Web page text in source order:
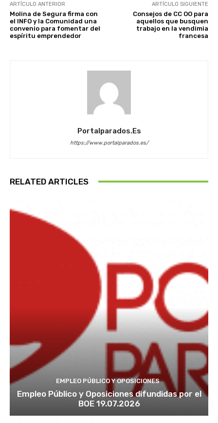
ARTÍCULO ANTERIOR
Molina de Segura firma con
el INFO y la Comunidad una
convenio para fomentar del
espíritu emprendedor
ARTÍCULO SIGUIENTE
Consejos de CC OO para
aquellos que busquen
trabajo en la vendimia
francesa
Portalparados.es
https://www.portalparados.es/
RELATED ARTICLES
EMPLEO PÚBLICO Y OPOSICIONES
Empleo Público y Oposiciones difundidas por el
BOE 19.07.2026